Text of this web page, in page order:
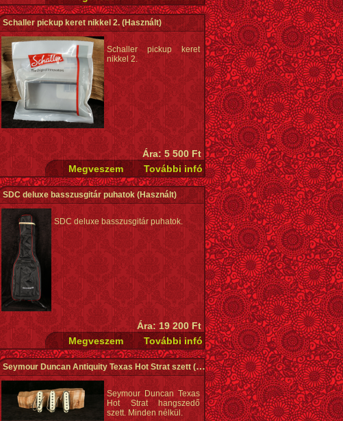
Schaller pickup keret nikkel 2.(Használt)
Schaller pickup keret
nikkel 2.
Ára: 5 500 Ft
SDC deluxe basszusgitár puhatok(Használt)
SDC deluxe basszusgitár puhatok.
Ára: 19 200 Ft
Seymour Duncan Antiquity Texas Hot Strat szett(Használt)
Seymour Duncan Texas
Hot Strat hangszedő
szett. Minden nélkül.